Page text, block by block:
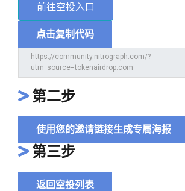
前往空投入口
点击复制代码
第二步
使用您的邀请链接生成专属海报
第三步
返回空投列表